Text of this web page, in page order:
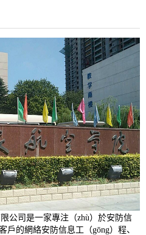
司是一家專注（zhù）於安防信
戶的網絡安防信息工（gōng）程、